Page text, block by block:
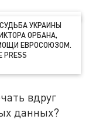
УКРАИНЫ
ОРБАНА,
ЕВРОСОЮЗОМ.
PRESS
вдруг
данных?